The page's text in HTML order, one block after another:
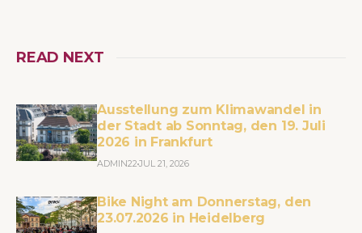
READ NEXT
Ausstellung zum Klimawandel in
der Stadt ab Sonntag, den 19. Juli
2026 in Frankfurt
ADMIN22 JUL 21, 2026
Bike Night am Donnerstag, den
23.07.2026 in Heidelberg